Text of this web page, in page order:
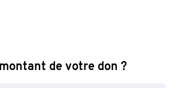
plaît, faites un don pour
de votre don ?